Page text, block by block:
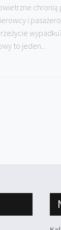
chronią
i
to jeden...